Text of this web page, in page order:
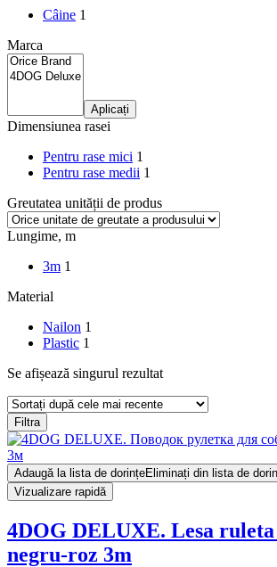
Câine 1
Marca
Aplicați
Dimensiunea rasei
Pentru rase mici 1
Pentru rase medii 1
Greutatea unității de produs
Lungime, m
3m 1
Material
Nailon 1
Plastic 1
Se afișează singurul rezultat
Filtra
Adaugă la lista de dorințeEliminați din lista de
Vizualizare rapidă
4DOG DELUXE. Lesa
negru-roz 3m